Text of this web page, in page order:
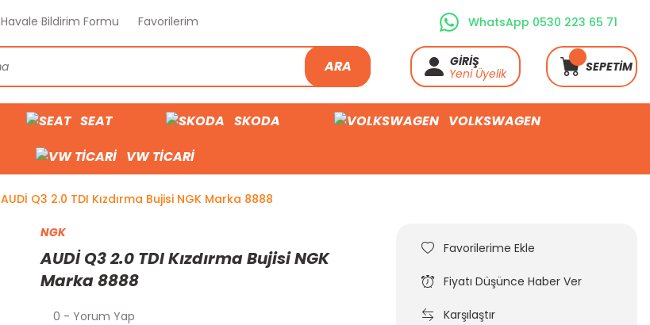
Havale Bildirim Formu Favorilerim
ARA
WhatsApp 0530 223 65 71
GİRİŞ
Yeni Üyelik
SEPETİM
SEAT SKODA
VOLKSWAGEN
VW TİCARİ
AUDİ Q3 2.0 TDI Kızdırma Bujisi NGK Marka 8888
NGK
AUDİ Q3 2.0 TDI Kızdırma Bujisi NGK
Marka 8888
0 - Yorum Yap
Fiyatı Düşünce Haber Ver
Karşılaştır